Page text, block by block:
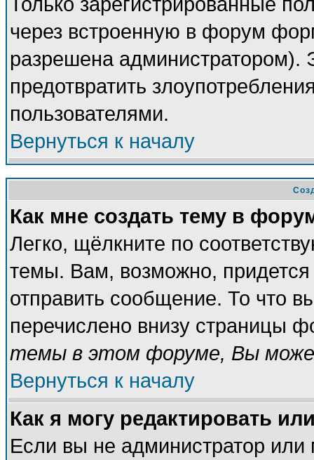
через встроенную в форум
разрешена администратором).
предотвратить
пользователями.
Вернуться к началу
Как мне создать тему в
Легко, щёлкните по
темы. Вам, возможно, придется
отправить сообщение. То что
перечислено внизу страницы
темы в этом форуме, Вы
Вернуться к началу
Как я могу редактировать
Если вы не администратор